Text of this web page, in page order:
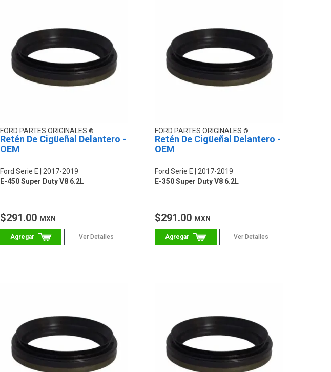
FORD PARTES ORIGINALES
Retén De Cigüeñal Delantero -
OEM
Ford Serie E
2017-2019
E-450 Super Duty V8 6.2L
$291.00 MXN
Ver Detalles
FORD PARTES ORIGINALES
Retén De Cigüeñal Delantero -
OEM
Ford Serie E
2017-2019
E-350 Super Duty V8 6.2L
$291.00 MXN
Ver Detalles